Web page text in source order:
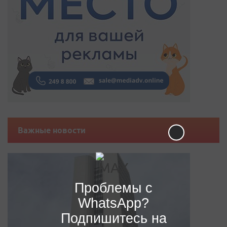
Важные новости
Проблемы с
WhatsApp?
Подпишитесь на